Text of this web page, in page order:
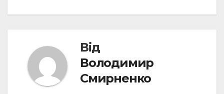
Від
Володимир
Смирненко